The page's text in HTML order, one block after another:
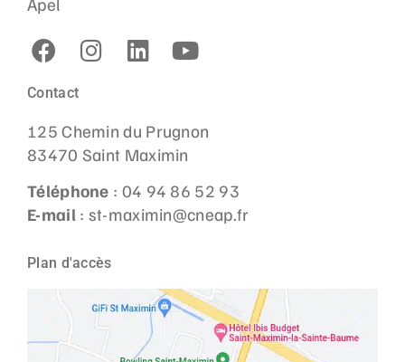
Contact
125 Chemin du Prugnon
83470 Saint Maximin
Téléphone : 04 94 86 52 93
E-mail : st-maximin@cneap.fr
Plan d'accès